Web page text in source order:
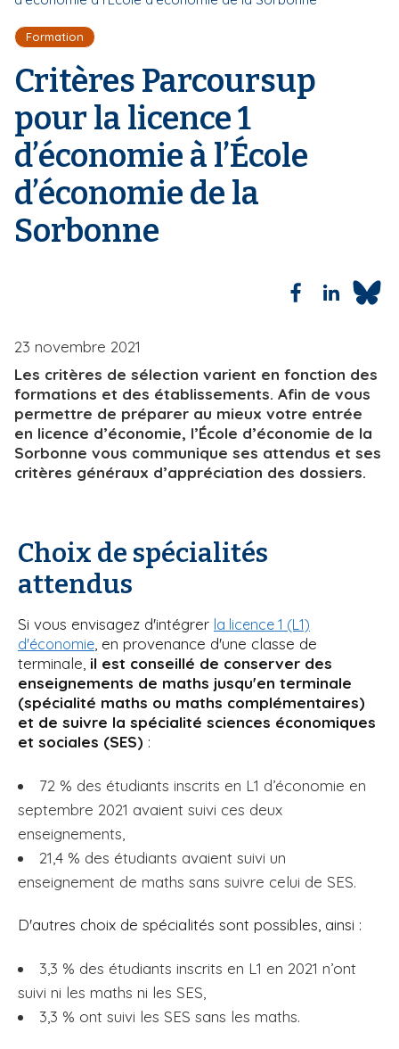
d
'
r
a
e
Formation
Critères Parcoursup
pour la licence 1
d’économie à l’École
d’économie de la
Sorbonne
23 novembre 2021
Les critères de sélection varient en fonction des
formations et des établissements. Afin de vous
permettre de préparer au mieux votre entrée
en licence d’économie, l’École d’économie de la
Sorbonne vous communique ses attendus et ses
critères généraux d’appréciation des dossiers.
Choix de spécialités
attendus
Si vous envisagez d'intégrer la licence 1 (L1)
d'économie, en provenance d'une classe de
terminale, il est conseillé de conserver des
enseignements de maths jusqu'en terminale
(spécialité maths ou maths complémentaires)
et de suivre la spécialité sciences économiques
et sociales (SES) :
72 % des étudiants inscrits en L1 d’économie en
septembre 2021 avaient suivi ces deux
enseignements,
21,4 % des étudiants avaient suivi un
enseignement de maths sans suivre celui de SES.
D'autres choix de spécialités sont possibles, ainsi :
3,3 % des étudiants inscrits en L1 en 2021 n’ont
suivi ni les maths ni les SES,
3,3 % ont suivi les SES sans les maths.